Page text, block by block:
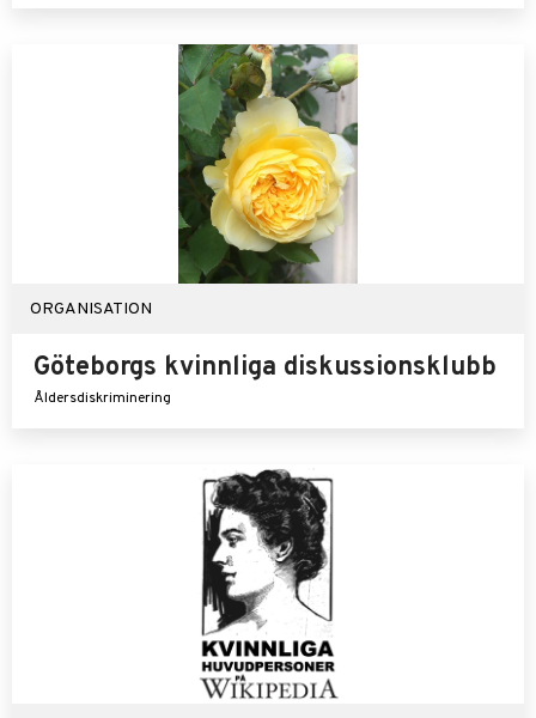
ORGANISATION
Göteborgs kvinnliga diskussionsklubb
Åldersdiskriminering